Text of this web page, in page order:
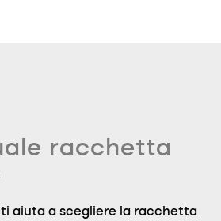
racchetta
ti aiuta a scegliere la racchetta